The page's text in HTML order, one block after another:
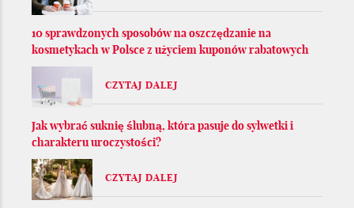
10 sprawdzonych sposobów na oszczędzanie na
kosmetykach w Polsce z użyciem kuponów rabatowych
CZYTAJ DALEJ
Jak wybrać suknię ślubną, która pasuje do sylwetki i
charakteru uroczystości?
CZYTAJ DALEJ